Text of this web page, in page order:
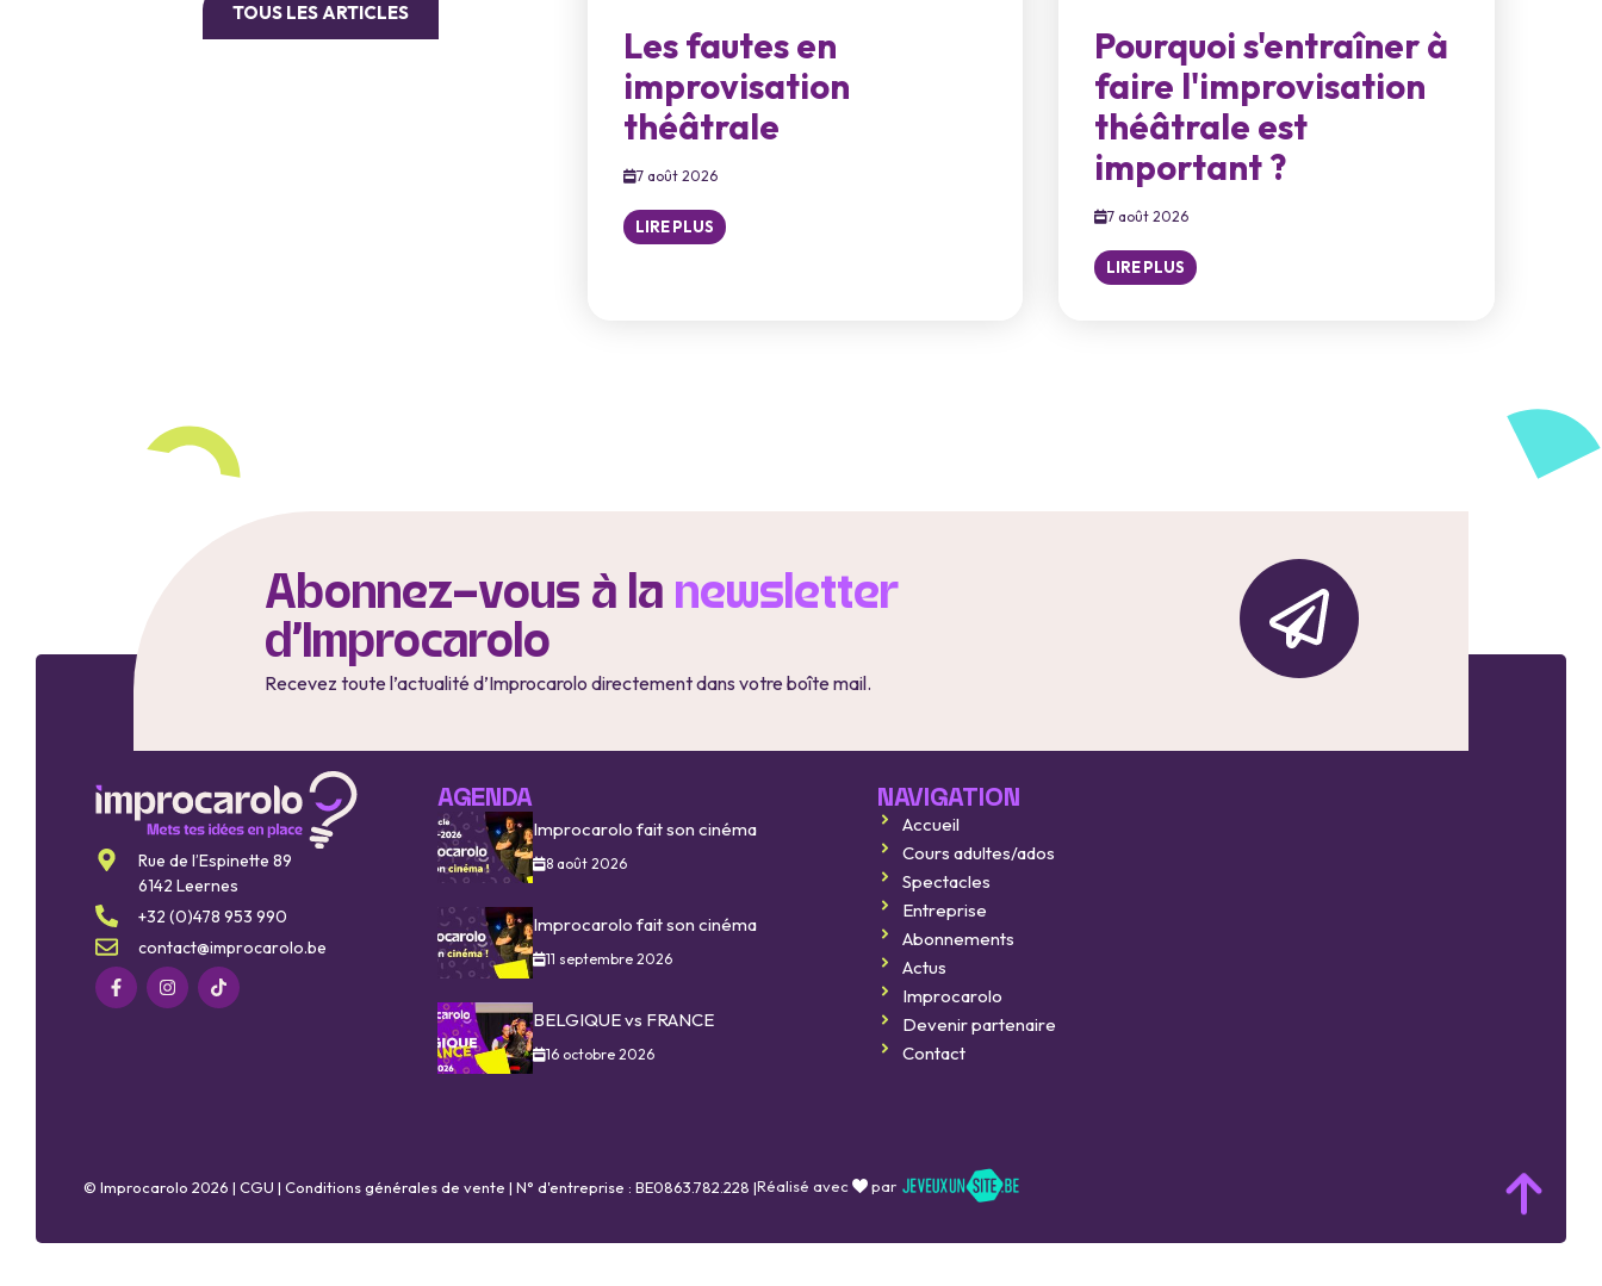
TOUS LES ARTICLES
Les fautes en
improvisation
théâtrale
7 août 2026
LIRE PLUS
Pourquoi s'entraîner à
faire l'improvisation
théâtrale est
important ?
7 août 2026
LIRE PLUS
Abonnez-vous à la newsletter
d'Improcarolo
Recevez toute l’actualité d’Improcarolo directement dans votre boîte mail.
Rue de l’Espinette 89
6142 Leernes
+32 (0)478 953 990
contact@improcarolo.be
AGENDA
Improcarolo fait son cinéma
8 août 2026
Improcarolo fait son cinéma
11 septembre 2026
BELGIQUE vs FRANCE
16 octobre 2026
NAVIGATION
Accueil
Cours adultes/ados
Spectacles
Entreprise
Abonnements
Actus
Improcarolo
Devenir partenaire
Contact
© Improcarolo 2026 | CGU | Conditions générales de vente | N° d'entreprise : BE0863.782.228 |Réalisé avec par